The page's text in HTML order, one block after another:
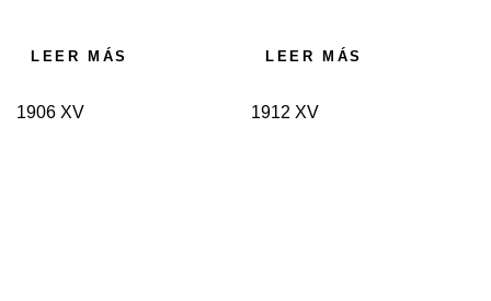
LEER MÁS
1906 XV
LEER MÁS
1912 XV